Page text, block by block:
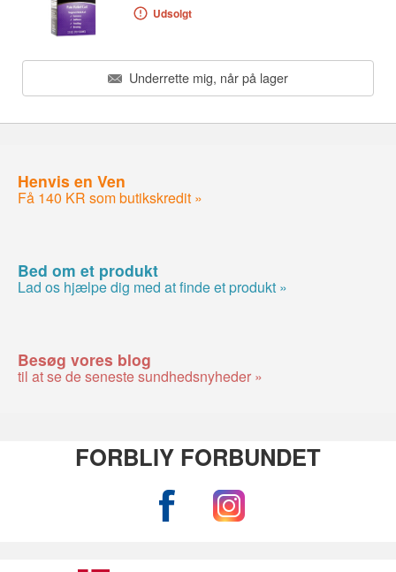
Udsolgt
Underrette mig, når på lager
Henvis en Ven
Få 140 KR som butikskredit »
Bed om et produkt
Lad os hjælpe dig med at finde et produkt »
Besøg vores blog
til at se de seneste sundhedsnyheder »
FORBLIY FORBUNDET